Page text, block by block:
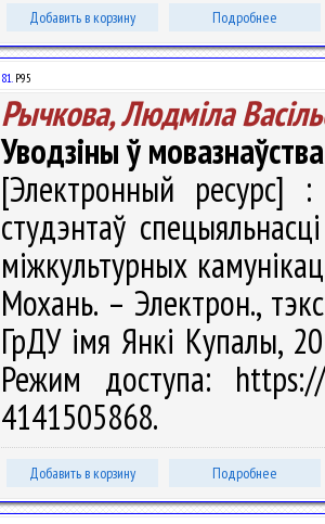
Добавить в корзину Подробнее
81.Р95
Рычкова, Людміла
Уводзіны ў мовазнаўства
[Электронный ресурс] :
студэнтаў
міжкультурных
Мохань. – Электрон.,
ГрДУ імя Янкі Купалы,
Режим доступа:
4141505868.
Добавить в корзину Подробнее